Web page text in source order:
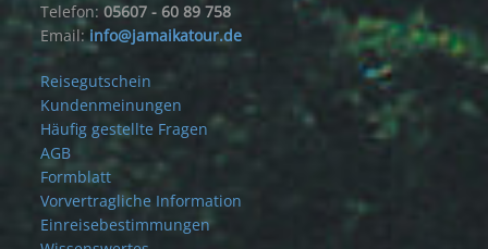
Telefon:05607 - 60 89 758
Email: info@jamaikatour.de
Reisegutschein
Kundenmeinungen
Häufig gestellte Fragen
AGB
Formblatt
Vorvertragliche Information
Einreisebestimmungen